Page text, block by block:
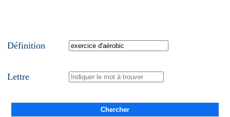
Définition
Lettre
Chercher